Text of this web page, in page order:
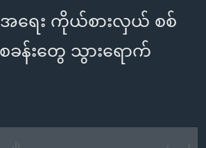
အလွန်
ေး ကိုယ်စားလှယ် စစ်
န်းတွေ သွားရောက်